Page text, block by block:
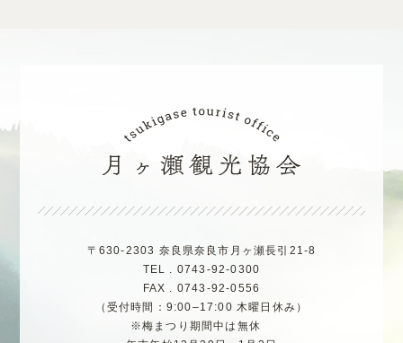
〒630-2303 奈良県奈良市月ヶ瀬長引21-8
TEL . 0743-92-0300
FAX . 0743-92-0556
（受付時間：9:00–17:00 木曜日休み）
※梅まつり期間中は無休